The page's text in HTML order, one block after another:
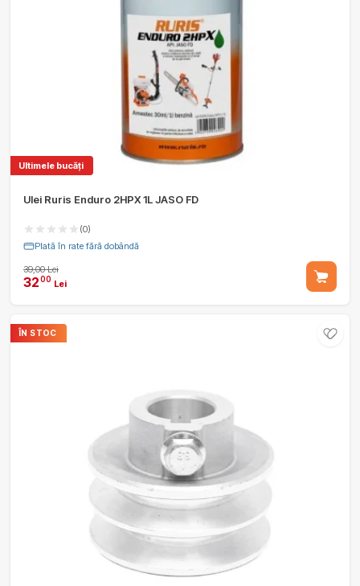
Ultimele bucăți
Ulei Ruris Enduro 2HPX 1L JASO FD
(0)
Plată în rate fără dobândă
39,00 Lei
3200 Lei
ÎN STOC